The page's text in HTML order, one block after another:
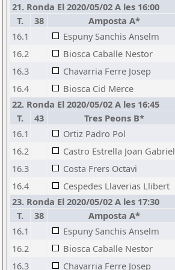
21. Ronda El 2020/05/02 A les 16:00
T.
38 Amposta A*
16.1
Espuny Sanchis Anselm
16.2
Biosca Caballe Nestor
16.3
Chavarria Ferre Josep
16.4
Biosca Cid Merce
22. Ronda El 2020/05/02 A les 16:45
T.
43 Tres Peons B*
16.1
Ortiz Padro Pol
16.2
Castro Estrella Joan Gabriel
16.3
Costa Frers Octavi
16.4
Cespedes Llaverias Llibert
23. Ronda El 2020/05/02 A les 17:30
T.
38 Amposta A*
16.1
Espuny Sanchis Anselm
16.2
Biosca Caballe Nestor
16.3
Chavarria Ferre Josep